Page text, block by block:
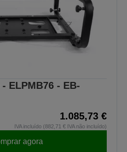
ELPMB76 - EB-
1.085,73 €
IVA incluído (882,71 € IVA não incluído)
agora